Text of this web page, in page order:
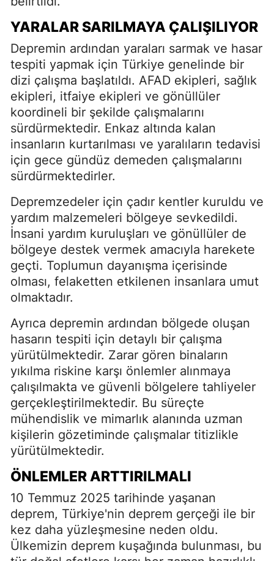
YARALAR SARILMAYA ÇALIŞILIYOR
Depremin ardından yaraları sarmak ve hasar
tespiti yapmak için Türkiye genelinde bir
dizi çalışma başlatıldı. AFAD ekipleri, sağlık
ekipleri, itfaiye ekipleri ve gönüllüler
koordineli bir şekilde çalışmalarını
sürdürmektedir. Enkaz altında kalan
insanların kurtarılması ve yaralıların tedavisi
için gece gündüz demeden çalışmalarını
sürdürmektedirler.
Depremzedeler için çadır kentler kuruldu ve
yardım malzemeleri bölgeye sevkedildi.
İnsani yardım kuruluşları ve gönüllüler de
bölgeye destek vermek amacıyla harekete
geçti. Toplumun dayanışma içerisinde
olması, felaketten etkilenen insanlara umut
olmaktadır.
Ayrıca depremin ardından bölgede oluşan
hasarın tespiti için detaylı bir çalışma
yürütülmektedir. Zarar gören binaların
yıkılma riskine karşı önlemler alınmaya
çalışılmakta ve güvenli bölgelere tahliyeler
gerçekleştirilmektedir. Bu süreçte
mühendislik ve mimarlık alanında uzman
kişilerin gözetiminde çalışmalar titizlikle
yürütülmektedir.
ÖNLEMLER ARTTIRILMALI
10 Temmuz 2025 tarihinde yaşanan
deprem, Türkiye'nin deprem gerçeği ile bir
kez daha yüzleşmesine neden oldu.
Ülkemizin deprem kuşağında bulunması, bu